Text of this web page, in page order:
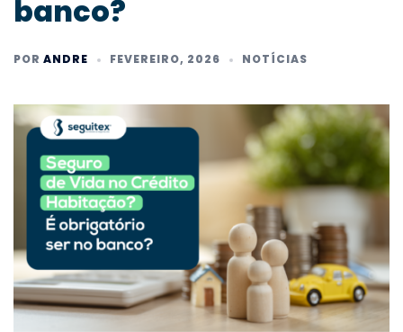
banco?
POR ANDRE FEVEREIRO, 2026 NOTÍCIAS